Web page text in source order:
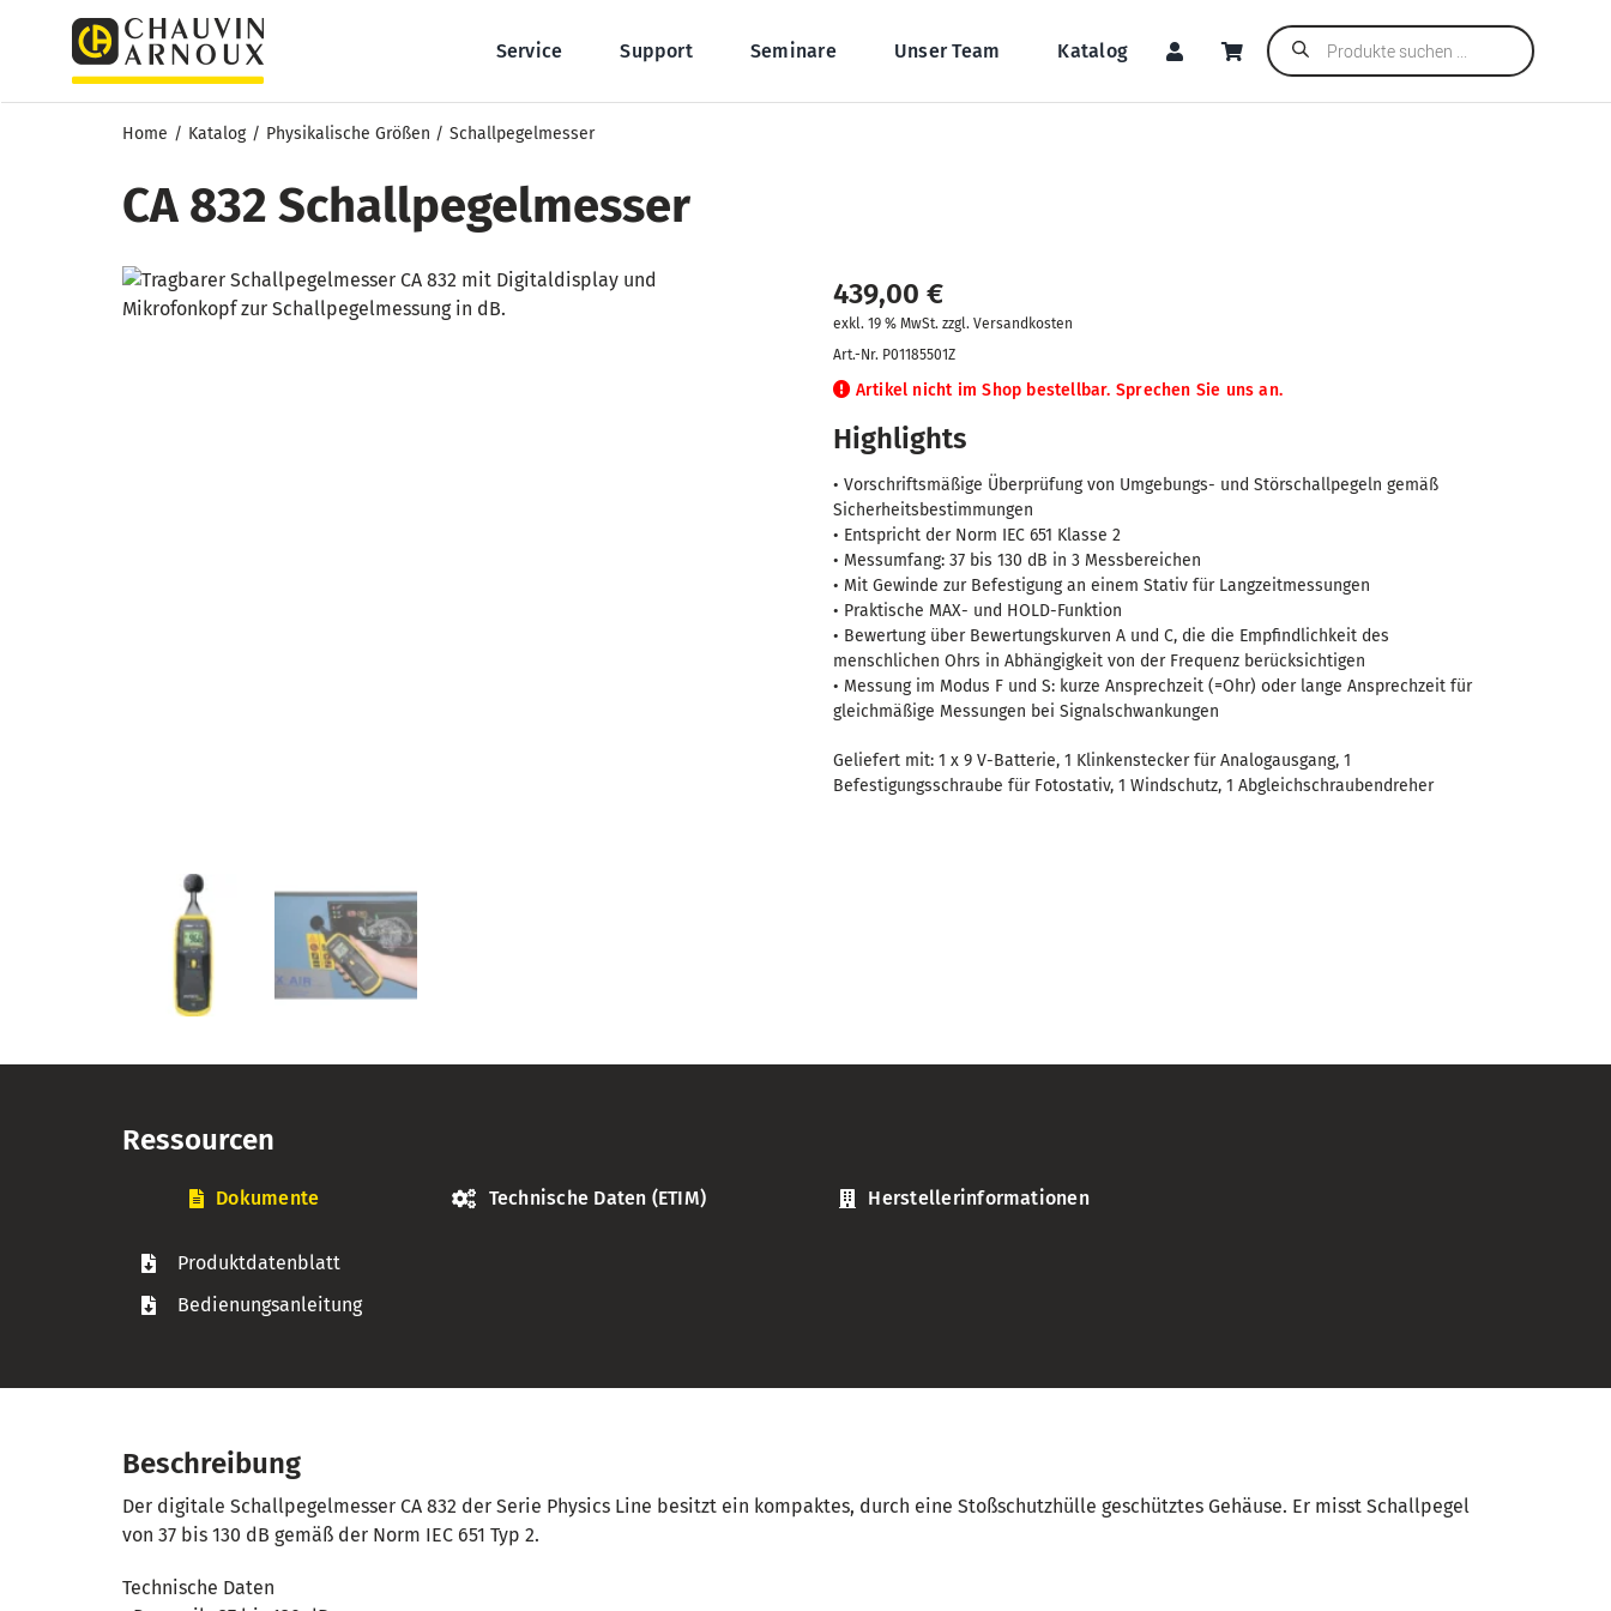
springen
Service Support Seminare Unser Team Katalog
Products
search
Home Katalog Physikalische Größen Schallpegelmesser
CA 832 Schallpegelmesser
439,00 €
exkl. 19 % MwSt. zzgl. Versandkosten
Art.-Nr. P01185501Z
Artikel nicht im Shop bestellbar. Sprechen Sie uns an.
Highlights
• Vorschriftsmäßige Überprüfung von Umgebungs- und Störschallpegeln gemäß
Sicherheitsbestimmungen
• Entspricht der Norm IEC 651 Klasse 2
• Messumfang: 37 bis 130 dB in 3 Messbereichen
• Mit Gewinde zur Befestigung an einem Stativ für Langzeitmessungen
• Praktische MAX- und HOLD-Funktion
• Bewertung über Bewertungskurven A und C, die die Empfindlichkeit des
menschlichen Ohrs in Abhängigkeit von der Frequenz berücksichtigen
• Messung im Modus F und S: kurze Ansprechzeit (=Ohr) oder lange Ansprechzeit für
gleichmäßige Messungen bei Signalschwankungen
Geliefert mit: 1 x 9 V-Batterie, 1 Klinkenstecker für Analogausgang, 1
Befestigungsschraube für Fotostativ, 1 Windschutz, 1 Abgleichschraubendreher
Ressourcen
Dokumente Technische Daten (ETIM) Herstellerinformationen
Produktdatenblatt
Bedienungsanleitung
Beschreibung
Der digitale Schallpegelmesser CA 832 der Serie Physics Line besitzt ein kompaktes, durch eine Stoßschutzhülle geschütztes Gehäuse. Er misst Schallpegel
von 37 bis 130 dB gemäß der Norm IEC 651 Typ 2.
Technische Daten